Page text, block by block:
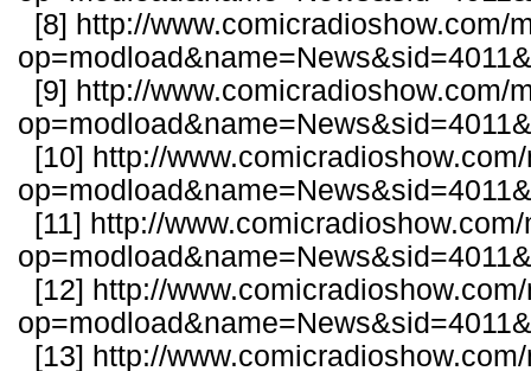
[8] http://www.comicradioshow.com/
[9] http://www.comicradioshow.com/
[10] http://
[11] http://
[12] http://
[13] http://